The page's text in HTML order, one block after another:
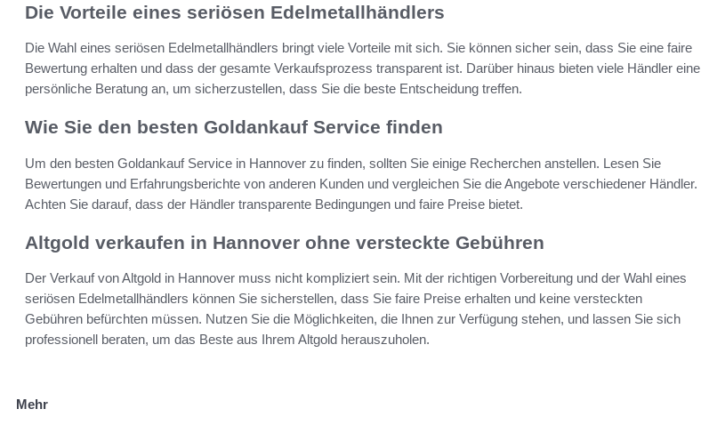
Die Vorteile eines seriösen Edelmetallhändlers
Die Wahl eines seriösen Edelmetallhändlers bringt viele Vorteile mit sich. Sie können sicher sein, dass Sie eine faire
Bewertung erhalten und dass der gesamte Verkaufsprozess transparent ist. Darüber hinaus bieten viele Händler eine
persönliche Beratung an, um sicherzustellen, dass Sie die beste Entscheidung treffen.
Wie Sie den besten Goldankauf Service finden
Um den besten Goldankauf Service in Hannover zu finden, sollten Sie einige Recherchen anstellen. Lesen Sie
Bewertungen und Erfahrungsberichte von anderen Kunden und vergleichen Sie die Angebote verschiedener Händler.
Achten Sie darauf, dass der Händler transparente Bedingungen und faire Preise bietet.
Altgold verkaufen in Hannover ohne versteckte Gebühren
Der Verkauf von Altgold in Hannover muss nicht kompliziert sein. Mit der richtigen Vorbereitung und der Wahl eines
seriösen Edelmetallhändlers können Sie sicherstellen, dass Sie faire Preise erhalten und keine versteckten
Gebühren befürchten müssen. Nutzen Sie die Möglichkeiten, die Ihnen zur Verfügung stehen, und lassen Sie sich
professionell beraten, um das Beste aus Ihrem Altgold herauszuholen.
Mehr